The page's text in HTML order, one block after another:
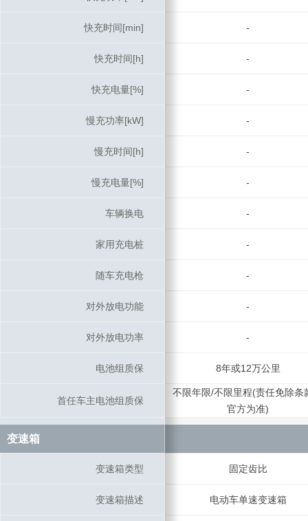
快充时间[min] -
快充时间[h] -
快充电量[%] -
慢充功率[kW] -
慢充时间[h] -
慢充电量[%] -
车辆换电 -
家用充电桩 -
随车充电枪 -
对外放电功能 -
对外放电功率 -
电池组质保 8年或12万公里
首任车主电池组质保
不限年限/不限里程(责任免除条
官方为准)
变速箱
变速箱类型 固定齿比
变速箱描述 电动车单速变速箱
快充时间[min]
快充时间[h]
快充电量[%]
慢充功率[kW]
慢充时间[h]
慢充电量[%]
车辆换电
家用充电桩
随车充电枪
对外放电功能
对外放电功率
电池组质保
首任车主电池组质保
变速箱
变速箱类型
变速箱描述